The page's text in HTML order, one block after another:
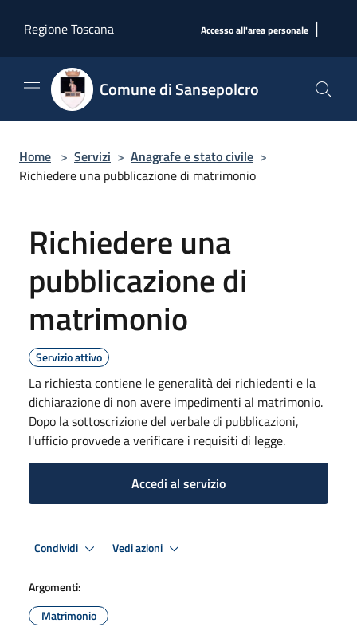
Regione Toscana
Accesso all'area personale |
Comune di Sansepolcro
Home > Servizi > Anagrafe e stato civile >
Richiedere una pubblicazione di matrimonio
Richiedere una
pubblicazione di
matrimonio
Servizio attivo
La richiesta contiene le generalità dei richiedenti e la
dichiarazione di non avere impedimenti al matrimonio.
Dopo la sottoscrizione del verbale di pubblicazioni,
l'ufficio provvede a verificare i requisiti di legge.
Accedi al servizio
Condividi Vedi azioni
Argomenti:
Matrimonio